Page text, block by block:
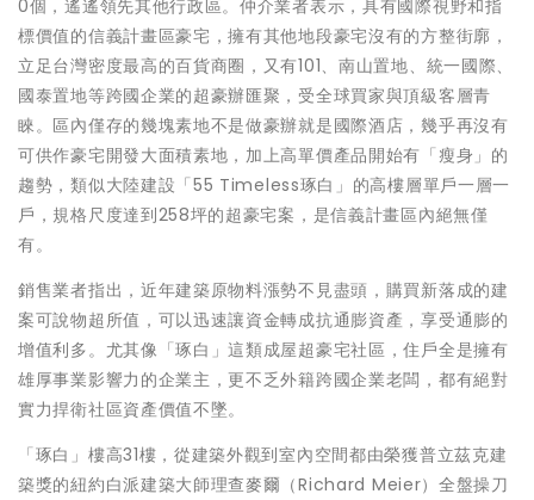
0個，遙遙領先其他行政區。仲介業者表示，具有國際視野和指
標價值的信義計畫區豪宅，擁有其他地段豪宅沒有的方整街廓，
立足台灣密度最高的百貨商圈，又有101、南山置地、統一國際、
國泰置地等跨國企業的超豪辦匯聚，受全球買家與頂級客層青
睞。區內僅存的幾塊素地不是做豪辦就是國際酒店，幾乎再沒有
可供作豪宅開發大面積素地，加上高單價產品開始有「瘦身」的
趨勢，類似大陸建設「55 Timeless琢白」的高樓層單戶一層一
戶，規格尺度達到258坪的超豪宅案，是信義計畫區內絕無僅
有。
銷售業者指出，近年建築原物料漲勢不見盡頭，購買新落成的建
案可說物超所值，可以迅速讓資金轉成抗通膨資產，享受通膨的
增值利多。尤其像「琢白」這類成屋超豪宅社區，住戶全是擁有
雄厚事業影響力的企業主，更不乏外籍跨國企業老闆，都有絕對
實力捍衛社區資產價值不墜。
「琢白」樓高31樓，從建築外觀到室內空間都由榮獲普立茲克建
築獎的紐約白派建築大師理查麥爾（Richard Meier）全盤操刀